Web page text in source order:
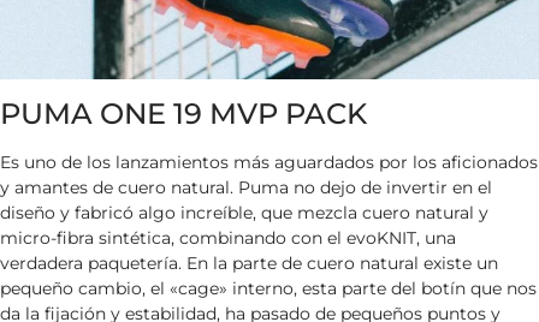
PUMA ONE 19 MVP PACK
Es uno de los lanzamientos más aguardados por los aficionados
y amantes de cuero natural. Puma no dejo de invertir en el
diseño y fabricó algo increíble, que mezcla cuero natural y
micro-fibra sintética, combinando con el evoKNIT, una
verdadera paquetería. En la parte de cuero natural existe un
pequeño cambio, el «cage» interno, esta parte del botín que nos
da la fijación y estabilidad, ha pasado de pequeños puntos y